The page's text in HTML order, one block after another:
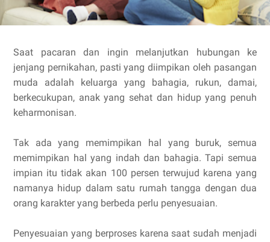
Saat pacaran dan ingin melanjutkan hubungan ke
jenjang pernikahan, pasti yang diimpikan oleh pasangan
muda adalah keluarga yang bahagia, rukun, damai,
berkecukupan, anak yang sehat dan hidup yang penuh
keharmonisan.
Tak ada yang memimpikan hal yang buruk, semua
memimpikan hal yang indah dan bahagia. Tapi semua
impian itu tidak akan 100 persen terwujud karena yang
namanya hidup dalam satu rumah tangga dengan dua
orang karakter yang berbeda perlu penyesuaian.
Penyesuaian yang berproses karena saat sudah menjadi